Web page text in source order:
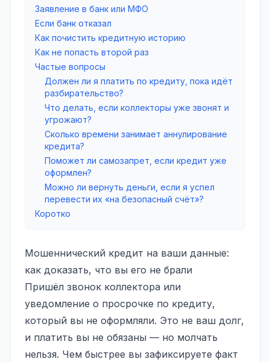
Заявление в банк или МФО
Если банк отказал
Как почистить кредитную историю
Как не попасть второй раз
Частые вопросы
Должен ли я платить по кредиту, пока идёт
разбирательство?
Что делать, если коллекторы уже звонят и
угрожают?
Сколько времени занимает аннулирование
кредита?
Поможет ли самозапрет, если кредит уже
оформлен?
Можно ли вернуть деньги, если я успел
перевести их «на безопасный счёт»?
Коротко
Мошеннический кредит на ваши данные:
как доказать, что вы его не брали
Пришёл звонок коллектора или
уведомление о просрочке по кредиту,
который вы не оформляли. Это не ваш долг,
и платить вы не обязаны — но молчать
нельзя. Чем быстрее вы зафиксируете факт